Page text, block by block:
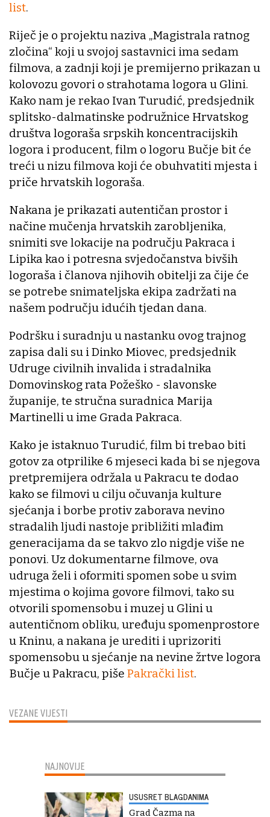
VEZANE VIJESTI
list.
Riječ je o projektu naziva „Magistrala ratnog
zločina“ koji u svojoj sastavnici ima sedam
filmova, a zadnji koji je premijerno prikazan u
kolovozu govori o strahotama logora u Glini.
Kako nam je rekao Ivan Turudić, predsjednik
splitsko-dalmatinske podružnice Hrvatskog
društva logoraša srpskih koncentracijskih
logora i producent, film o logoru Bučje bit će
treći u nizu filmova koji će obuhvatiti mjesta i
priče hrvatskih logoraša.
Nakana je prikazati autentičan prostor i
načine mučenja hrvatskih zarobljenika,
snimiti sve lokacije na području Pakraca i
Lipika kao i potresna svjedočanstva bivših
logoraša i članova njihovih obitelji za čije će
se potrebe snimateljska ekipa zadržati na
našem području idućih tjedan dana.
Podršku i suradnju u nastanku ovog trajnog
zapisa dali su i Dinko Miovec, predsjednik
Udruge civilnih invalida i stradalnika
Domovinskog rata Požeško - slavonske
županije, te stručna suradnica Marija
Martinelli u ime Grada Pakraca.
Kako je istaknuo Turudić, film bi trebao biti
gotov za otprilike 6 mjeseci kada bi se njegova
pretpremijera održala u Pakracu te dodao
kako se filmovi u cilju očuvanja kulture
sjećanja i borbe protiv zaborava nevino
stradalih ljudi nastoje približiti mlađim
generacijama da se takvo zlo nigdje više ne
ponovi. Uz dokumentarne filmove, ova
udruga želi i oformiti spomen sobe u svim
mjestima o kojima govore filmovi, tako su
otvorili spomensobu i muzej u Glini u
autentičnom obliku, uređuju spomenprostore
u Kninu, a nakana je urediti i uprizoriti
spomensobu u sjećanje na nevine žrtve logora
Bučje u Pakracu, piše Pakrački list.
NAJNOVIJE
USUSRET BLAGDANIMA
Grad Čazma na